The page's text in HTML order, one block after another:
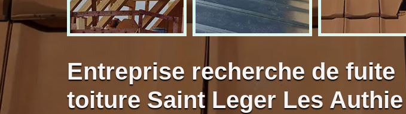
Entreprise recherche de fuite
toiture Saint Leger Les Authie